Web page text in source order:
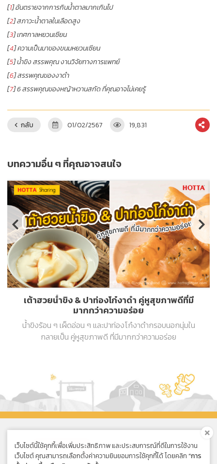
[1] อันตรายจากการกินน้ำตาลมากเกินไป
[2] สภาวะน้ำตาลในเลือดสูง
[3] เทศกาลหยวนเซียน
[4] ความเป็นมาของขนมหยวนเซียน
[5] น้ำขิง สรรพคุณ งานวิจัยทางการแพทย์
[6] สรรพคุณของงาดำ
[7] 6 สรรพคุณของหญ้าหวานสกัด ที่คุณอาจไม่เคยรู้
กลับ 01/02/2567 19,831
บทความอื่น ๆ ที่คุณอาจสนใจ
เต้าฮวยน้ำขิง & ปาท่องโก๋งาดำ คู่หูสุขภาพดีที่มี
มากกว่าความอร่อย
น้ำขิงร้อน ๆ เผ็ดอ่อน ๆ และปาท่องโก๋งาดำกรอบนอกนุ่มใน
กลายเป็น คู่หูสุขภาพดี ที่มีมากกว่าความอร่อย
ซื้อออนไลน์
เว็บไซต์นี้ใช้คุกกี้เพื่อเพิ่มประสิทธิภาพ และประสบการณ์ที่ดีในการใช้งาน
เว็บไซต์ คุณสามารถเลือกตั้งค่าความยินยอมการใช้คุกกี้ได้ โดยคลิก“การ